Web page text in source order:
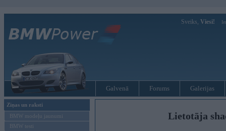
Sveiks, Viesi!
Galvenā Forums Galerijas
Ziņas un raksti
BMW modeļu jaunumi
BMW testi
Lietotāja